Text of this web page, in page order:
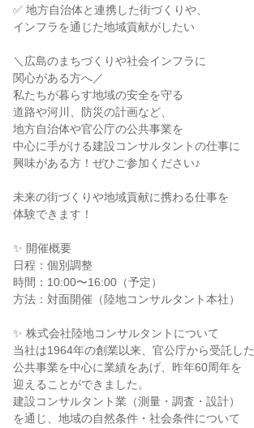
✅ 地方自治体と連携した街づくりや、
インフラを通じた地域貢献がしたい
＼広島のまちづくりや社会インフラに
関心がある方へ／
私たちが暮らす地域の安全を守る
道路や河川、防災の計画など、
地方自治体や官公庁の公共事業を
中心に手がける建設コンサルタントの仕事に
興味がある方！ぜひご参加ください♪
未来の街づくりや地域貢献に携わる仕事を
体験できます！
✨ 開催概要
日程：個別調整
時間：10:00〜16:00（予定）
方法：対面開催（陸地コンサルタント本社）
✨ 株式会社陸地コンサルタントについて
当社は1964年の創業以来、官公庁から受託した
公共事業を中心に業績をあげ、昨年60周年を
迎えることができました。
建設コンサルタント業（測量・調査・設計）
を通じ、地域の自然条件・社会条件について